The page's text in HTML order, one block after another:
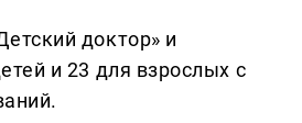
доктор» и
и 23 для взрослых с